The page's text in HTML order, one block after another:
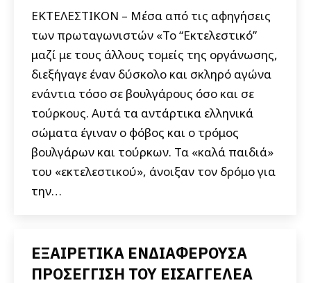
ΕΚΤΕΛΕΣΤΙΚΟΝ – Μέσα από τις αφηγήσεις
των πρωταγωνιστών «Το “Εκτελεστικό”
μαζί με τους άλλους τομείς της οργάνωσης,
διεξήγαγε έναν δύσκολο και σκληρό αγώνα
ενάντια τόσο σε βουλγάρους όσο και σε
τούρκους. Αυτά τα αντάρτικα ελληνικά
σώματα έγιναν ο φόβος και ο τρόμος
βουλγάρων και τούρκων. Τα «καλά παιδιά»
του «εκτελεστικού», άνοιξαν τον δρόμο για
την…
ΕΞΑΙΡΕΤΙΚΑ ΕΝΔΙΑΦΕΡΟΥΣΑ
ΠΡΟΣΕΓΓΙΣΗ ΤΟΥ ΕΙΣΑΓΓΕΛΕΑ